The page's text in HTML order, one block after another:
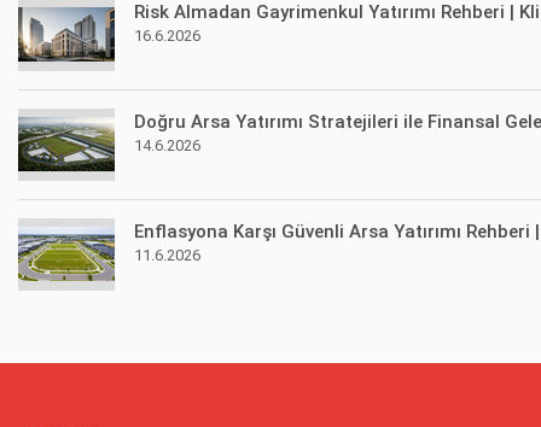
Risk Almadan Gayrimenkul Yatırımı Rehberi |
16.6.2026
Doğru Arsa Yatırımı Stratejileri ile Finansal
14.6.2026
Enflasyona Karşı Güvenli Arsa Yatırımı
11.6.2026